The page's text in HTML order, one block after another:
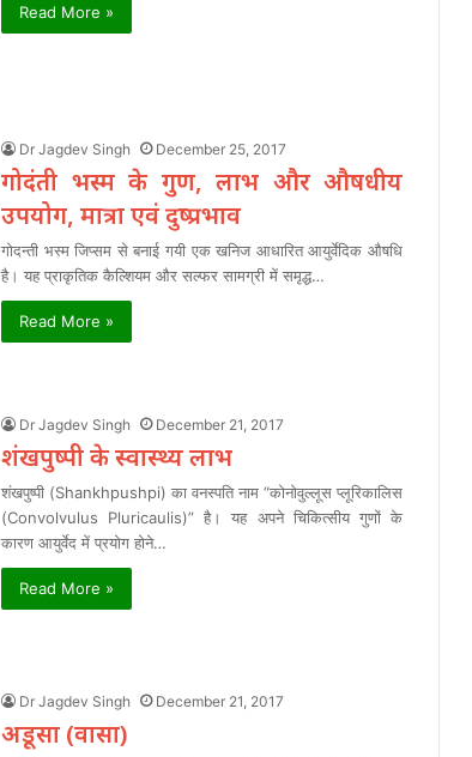
Read More »
Dr Jagdev Singh December 25, 2017
गोदंती भस्म के गुण, लाभ और औषधीय
उपयोग, मात्रा एवं दुष्प्रभाव
गोदन्ती भस्म जिप्सम से बनाई गयी एक खनिज आधारित आयुर्वेदिक औषधि
है। यह प्राकृतिक कैल्शियम और सल्फर सामग्री में समृद्ध…
Read More »
Dr Jagdev Singh December 21, 2017
शंखपुष्पी के स्वास्थ्य लाभ
शंखपुष्पी (Shankhpushpi) का वनस्पति नाम “कोनोवुल्लूस प्लूरिकालिस
(Convolvulus Pluricaulis)” है। यह अपने चिकित्सीय गुणों के
कारण आयुर्वेद में प्रयोग होने…
Read More »
Dr Jagdev Singh December 21, 2017
अडूसा (वासा)